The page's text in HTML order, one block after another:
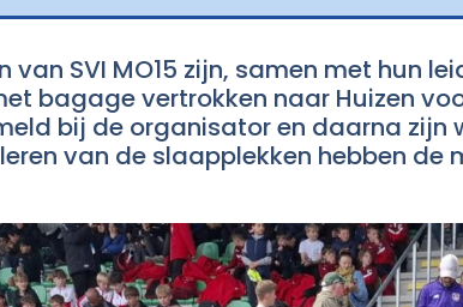
van SVI MO15 zijn, samen met hun
bagage vertrokken naar Huizen
bij de organisator en daarna zijn
van de slaapplekken hebben